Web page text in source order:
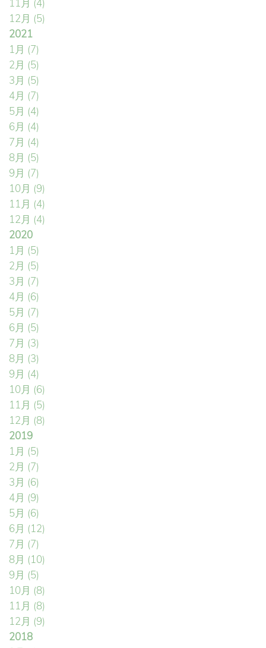
11月 (4)
12月 (5)
2021
1月 (7)
2月 (5)
3月 (5)
4月 (7)
5月 (4)
6月 (4)
7月 (4)
8月 (5)
9月 (7)
10月 (9)
11月 (4)
12月 (4)
2020
1月 (5)
2月 (5)
3月 (7)
4月 (6)
5月 (7)
6月 (5)
7月 (3)
8月 (3)
9月 (4)
10月 (6)
11月 (5)
12月 (8)
2019
1月 (5)
2月 (7)
3月 (6)
4月 (9)
5月 (6)
6月 (12)
7月 (7)
8月 (10)
9月 (5)
10月 (8)
11月 (8)
12月 (9)
2018